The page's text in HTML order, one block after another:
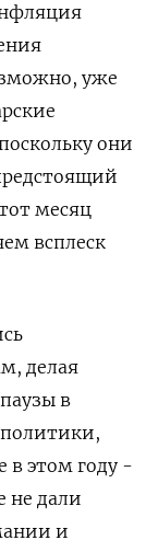
уже
они
месяц
всплеск
делая
в
в этом году -
не дали
и